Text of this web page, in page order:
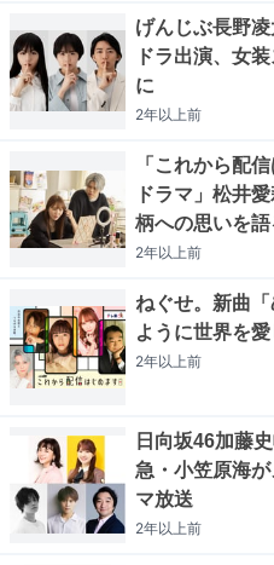
げんじぶ長野
ドラ出演、女
に
2年以上前
「これから配
ドラマ」松井
柄への思いを語
2年以上前
ねぐせ。新曲
ように世界を
2年以上前
日向坂46加藤
急・小笠原海
マ放送
2年以上前